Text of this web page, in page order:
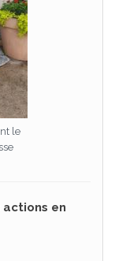
le
actions en